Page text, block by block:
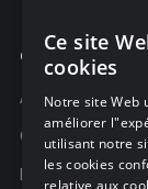
Compagnie
À propos C-Risk
Carrière
Partenaires
Ce site
cookies
Notre site Web
améliorer
utilisant notre
les cookies
relative aux